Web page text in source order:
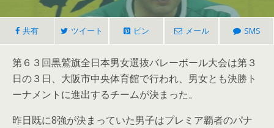
共有 ツイート ピン メール SMS
第６３回黒鷲旗全日本男女選抜バレーボール大会は第３
日の３日、大阪市中央体育館で行われ、男女とも決勝ト
ーナメントに進出するチームが決まった。
昨日既に8強が決まっていた男子はプレミア覇者のパナ